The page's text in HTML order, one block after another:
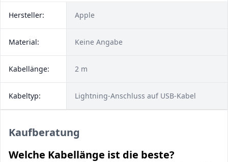
Hersteller: Apple
Material: Keine Angabe
Kabellänge: 2 m
Kabeltyp: Lightning-Anschluss auf USB-Kabel
Kaufberatung
Welche Kabellänge ist die beste?